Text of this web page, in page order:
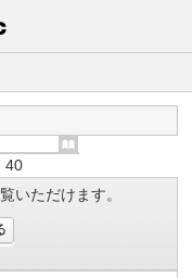
40
いただけます。